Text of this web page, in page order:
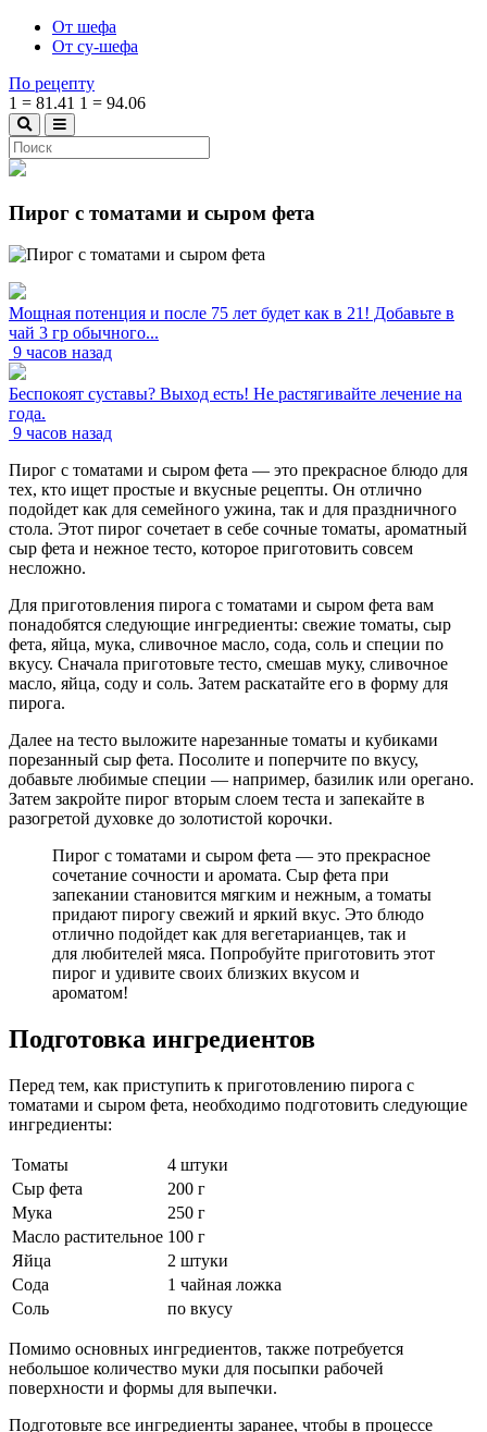
От шефа
От су-шефа
По рецепту
1 = 81.41 1 = 94.06
Пирог с томатами и сыром фета
Мощная потенция и после 75 лет будет как в 21! Добавьте в
чай 3 гр обычного...
9 часов назад
Беспокоят суставы? Выход есть! Не растягивайте лечение на
года.
9 часов назад
Пирог с томатами и сыром фета — это прекрасное блюдо для
тех, кто ищет простые и вкусные рецепты. Он отлично
подойдет как для семейного ужина, так и для праздничного
стола. Этот пирог сочетает в себе сочные томаты, ароматный
сыр фета и нежное тесто, которое приготовить совсем
несложно.
Для приготовления пирога с томатами и сыром фета вам
понадобятся следующие ингредиенты: свежие томаты, сыр
фета, яйца, мука, сливочное масло, сода, соль и специи по
вкусу. Сначала приготовьте тесто, смешав муку, сливочное
масло, яйца, соду и соль. Затем раскатайте его в форму для
пирога.
Далее на тесто выложите нарезанные томаты и кубиками
порезанный сыр фета. Посолите и поперчите по вкусу,
добавьте любимые специи — например, базилик или орегано.
Затем закройте пирог вторым слоем теста и запекайте в
разогретой духовке до золотистой корочки.
Пирог с томатами и сыром фета — это прекрасное
сочетание сочности и аромата. Сыр фета при
запекании становится мягким и нежным, а томаты
придают пирогу свежий и яркий вкус. Это блюдо
отлично подойдет как для вегетарианцев, так и
для любителей мяса. Попробуйте приготовить этот
пирог и удивите своих близких вкусом и
ароматом!
Подготовка ингредиентов
Перед тем, как приступить к приготовлению пирога с
томатами и сыром фета, необходимо подготовить следующие
ингредиенты:
Томаты
4 штуки
Сыр фета
200 г
Мука
250 г
Масло растительное 100 г
Яйца
2 штуки
Сода
1 чайная ложка
Соль
по вкусу
Помимо основных ингредиентов, также потребуется
небольшое количество муки для посыпки рабочей
поверхности и формы для выпечки.
Подготовьте все ингредиенты заранее, чтобы в процессе